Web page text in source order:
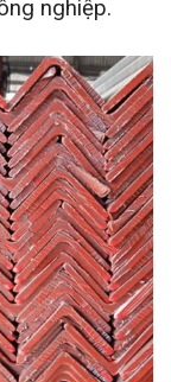
nghiệp.